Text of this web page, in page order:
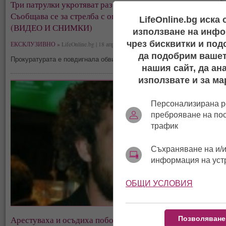
Три патрулки укротяват разбеснелия се Тачо!
Съобщава се за стрелба с огнестрелно оръжие!
(ВИДЕО И СНИМКИ)
ЕКСКЛУЗИВНО » LifeOnline.bg | 18 април, 09:02
Прокуратурата е повдигнала обвинение за закана за убийство
Арестуваха и осъдиха побойника Явор Бахаров!
LifeOnline.bg иска
използване на
чрез бисквитки и
да подобрим
нашия сайт, да
използвате и за
Персонализирана
преброяване на
трафик
Съхраняване на и/
информация на
ОБЩИ УСЛОВИЯ